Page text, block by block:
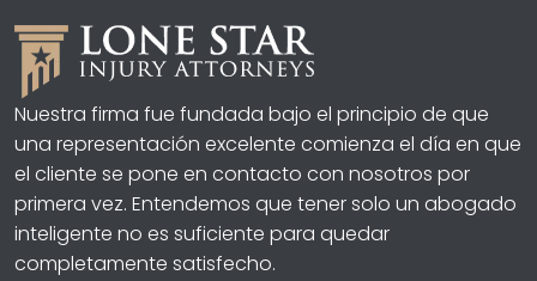
Nuestra firma fue fundada bajo el principio de que
una representación excelente comienza el día en que
el cliente se pone en contacto con nosotros por
primera vez. Entendemos que tener solo un abogado
inteligente no es suficiente para quedar
completamente satisfecho.